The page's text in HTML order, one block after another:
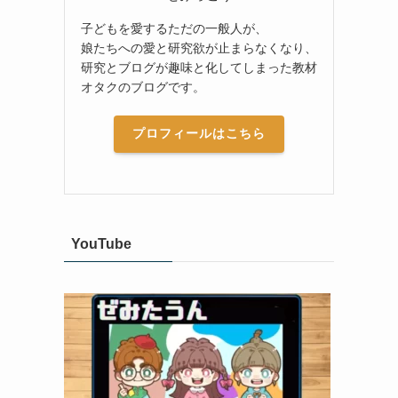
子どもを愛するただの一般人が、
娘たちへの愛と研究欲が止まらなくなり、
研究とブログが趣味と化してしまった教材
オタクのブログです。
プロフィールはこちら
YouTube